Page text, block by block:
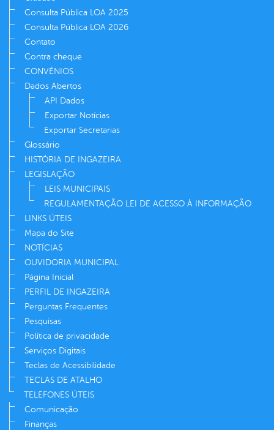
Consulta Pública LOA 2025
Consulta Pública LOA 2026
Contato
Contra cheque
CONVÊNIOS
Dados Abertos
API Dados
Exportar Notícias
Exportar Secretarias
Glossário
HISTÓRIA DE INGAZEIRA
LEGISLAÇÃO
LEIS MUNICIPAIS
REGULAMENTAÇÃO LEI DE ACESSO À INFORMAÇÃO
LINKS ÚTEIS
Mapa do Site
NOTÍCIAS
OUVIDORIA MUNICIPAL
Página Inicial
PERFIL DE INGAZEIRA
Perguntas Frequentes
Pesquisas
Política de privacidade
Serviços Digitais
Teclas de Acessibilidade
TECLAS DE ATALHO
TELEFONES ÚTEIS
Comunicação
Finanças